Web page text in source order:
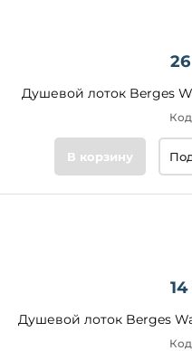
Душевой лоток Berges
В корзину
Душевой лоток Berges